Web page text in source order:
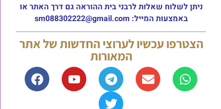
ניתן לשלוח שאלות לרבני בית ההוראה גם דרך האתר או
באמצעות המייל: sm088302222@gmail.com
הצטרפו עכשיו לערוצי החדשות של אתר
המאורות